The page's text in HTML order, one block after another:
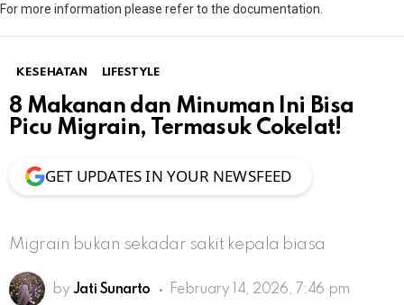
For more information please refer to the documentation.
KESEHATAN LIFESTYLE
8 Makanan dan Minuman Ini Bisa
Picu Migrain, Termasuk Cokelat!
GET UPDATES IN YOUR NEWSFEED
Migrain bukan sekadar sakit kepala biasa
by Jati Sunarto February 14, 2026, 7:46 pm